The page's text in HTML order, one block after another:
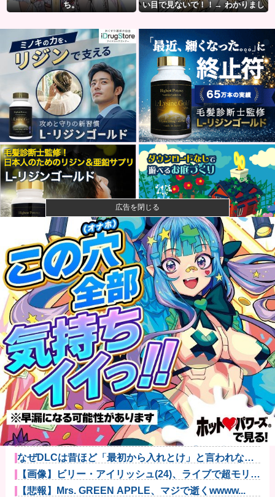
ち。
い目で見ないで！！→ わかりまし
【画像】石川佳純さん(31)の体、エッッッッッッッッッ
ッッッ...
成人向けゲーム『ヤリステ メスブター』開発者絶望、
銀行がst...
【速報】ジャンポケ斎藤、求刑7年で逝く。実刑確実か
【悲報】落語家、亡くなったタレントからいじめられ
た過去を告白...
【速報】小沢一郎氏「デニーにはなんの責任もないの
にかわいそう...
甲子園初・女性の審判員がデビュー 試合後に涙…
「嬉しい気持ち...
なぁ、永久機関ってなんで絶対に作れないん？他
昨季60本塁打・OPS.948の『カル・ローリー』さんの
今季...
漫画を5000冊以上所持してるワイ、漫画ヲタクの友人
に「ワン...
エクスアリーナ松戸がディスクアップ2を撤去したらし
くディスク...
なぜDLCは昔ほど「最初から入れとけ」と言われなく
なったのか...
【画像】ビリー・アイリッシュ(24)、ライブで超モリマ
ンスジ...
【悲報】Mrs. GREEN APPLE、マジで逝くwwww...
広告を閉じる